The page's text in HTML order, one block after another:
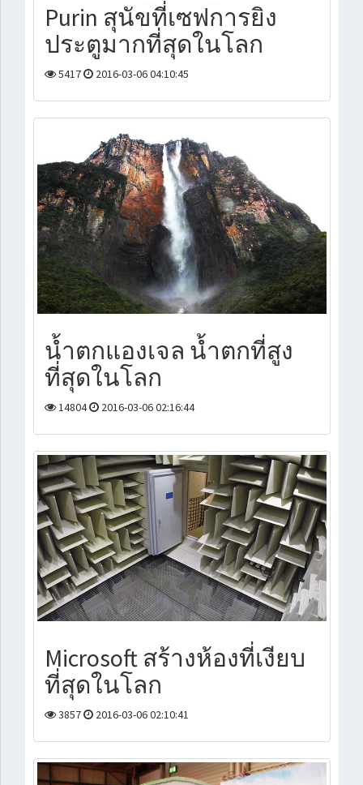
Purin สุนัขที่เซฟการยิง
ประตูมากที่สุดในโลก
5417 2016-03-06 04:10:45
น้ำตกแองเจล น้ำตกที่สูง
ที่สุดในโลก
14804 2016-03-06 02:16:44
Microsoft สร้างห้องที่เงียบ
ที่สุดในโลก
3857 2016-03-06 02:10:41